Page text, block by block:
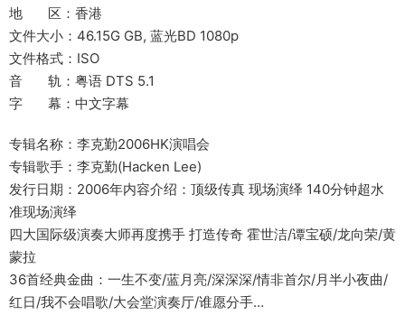
地 区：香港
文件大小：46.15G GB, 蓝光BD 1080p
文件格式：ISO
音 轨：粤语 DTS 5.1
字 幕：中文字幕
专辑名称：李克勤2006HK演唱会
专辑歌手：李克勤(Hacken Lee)
发行日期：2006年内容介绍：顶级传真 现场演绎 140分钟超水
准现场演绎
四大国际级演奏大师再度携手 打造传奇 霍世洁/谭宝硕/龙向荣/黄
蒙拉
36首经典金曲：一生不变/蓝月亮/深深深/情非首尔/月半小夜曲/
红日/我不会唱歌/大会堂演奏厅/谁愿分手…